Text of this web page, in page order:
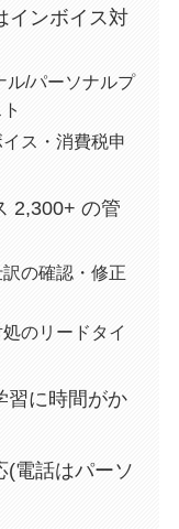
インボイス対
ル/パーソナルプ
ス・消費税申
2,300+ の管
の確認・修正
のリードタイ
に時間がか
電話はパーソ